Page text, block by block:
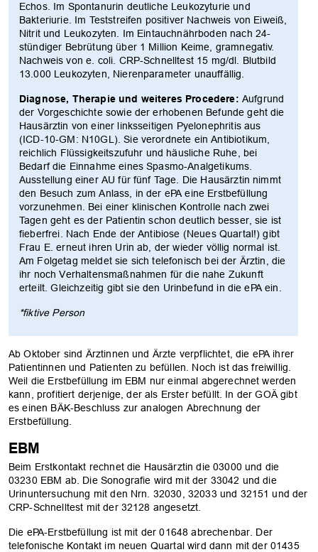
Echos. Im Spontanurin deutliche Leukozyturie und
Bakteriurie. Im Teststreifen positiver Nachweis von Eiweiß,
Nitrit und Leukozyten. Im Eintauchnährboden nach 24-
stündiger Bebrütung über 1 Million Keime, gramnegativ.
Nachweis von e. coli. CRP-Schnelltest 15 mg/dl. Blutbild
13.000 Leukozyten, Nierenparameter unauffällig.
Diagnose, Therapie und weiteres Procedere: Aufgrund
der Vorgeschichte sowie der erhobenen Befunde geht die
Hausärztin von einer linksseitigen Pyelonephritis aus
(ICD-10-GM: N10GL). Sie verordnete ein Antibiotikum,
reichlich Flüssigkeitszufuhr und häusliche Ruhe, bei
Bedarf die Einnahme eines Spasmo-Analgetikums.
Ausstellung einer AU für fünf Tage. Die Hausärztin nimmt
den Besuch zum Anlass, in der ePA eine Erstbefüllung
vorzunehmen. Bei einer klinischen Kontrolle nach zwei
Tagen geht es der Patientin schon deutlich besser, sie ist
fieberfrei. Nach Ende der Antibiose (Neues Quartal!) gibt
Frau E. erneut ihren Urin ab, der wieder völlig normal ist.
Am Folgetag meldet sie sich telefonisch bei der Ärztin, die
ihr noch Verhaltensmaßnahmen für die nahe Zukunft
erteilt. Gleichzeitig gibt sie den Urinbefund in die ePA ein.
*fiktive Person
Ab Oktober sind Ärztinnen und Ärzte verpflichtet, die ePA ihrer
Patientinnen und Patienten zu befüllen. Noch ist das freiwillig.
Weil die Erstbefüllung im EBM nur einmal abgerechnet werden
kann, profitiert derjenige, der als Erster befüllt. In der GOÄ gibt
es einen BÄK-Beschluss zur analogen Abrechnung der
Erstbefüllung.
EBM
Beim Erstkontakt rechnet die Hausärztin die 03000 und die
03230 EBM ab. Die Sonografie wird mit der 33042 und die
Urinuntersuchung mit den Nrn. 32030, 32033 und 32151 und der
CRP-Schnelltest mit der 32128 angesetzt.
Die ePA-Erstbefüllung ist mit der 01648 abrechenbar. Der
telefonische Kontakt im neuen Quartal wird dann mit der 01435